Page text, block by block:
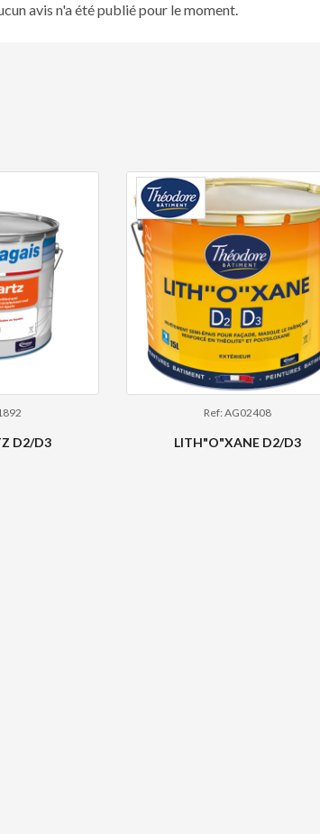
avis n'a été publié pour le moment.
D2/D3
Ref: AG02408
LITH"O"XANE D2/D3